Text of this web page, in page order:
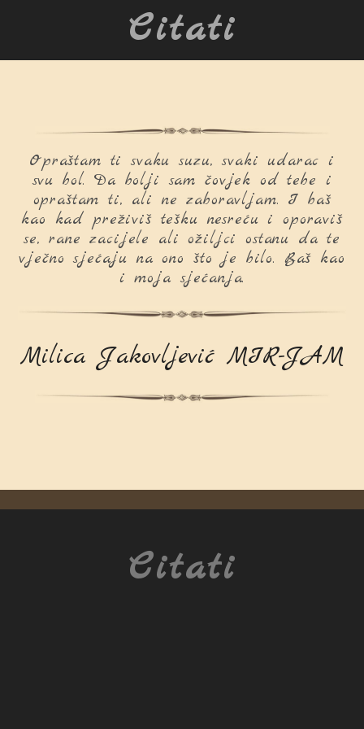
Citati
Opraštam ti svaku suzu, svaki udarac i
svu bol. Da bolji sam čovjek od tebe i
opraštam ti, ali ne zaboravljam. I baš
kao kad preživiš tešku nesreću i oporaviš
se, rane zacijele ali ožiljci ostanu da te
vječno sjećaju na ono što je bilo. Baš kao
i moja sjećanja.
Milica Jakovljević MIR-JAM
Citati